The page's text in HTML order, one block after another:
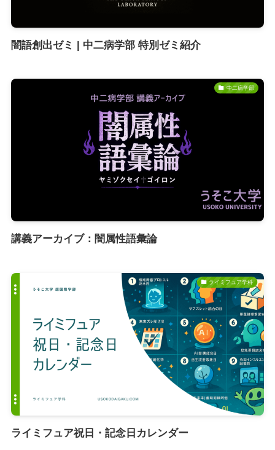
闇語創出ゼミ | 中二病学部 特別ゼミ紹介
中二病学部
講義アーカイブ：闇属性語彙論
ライミフュア学科
ライミフュア祝日・記念日カレンダー